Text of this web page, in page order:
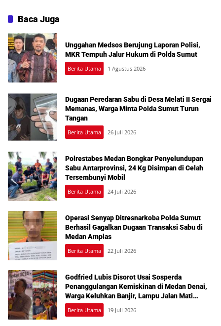
Jalan Mati hingga Sulit Akses
Bantuan
Baca Juga
Unggahan Medsos Berujung Laporan Polisi,
MKR Tempuh Jalur Hukum di Polda Sumut
Berita Utama 1 Agustus 2026
Dugaan Peredaran Sabu di Desa Melati II Sergai
Memanas, Warga Minta Polda Sumut Turun
Tangan
Berita Utama 26 Juli 2026
Polrestabes Medan Bongkar Penyelundupan
Sabu Antarprovinsi, 24 Kg Disimpan di Celah
Tersembunyi Mobil
Berita Utama 24 Juli 2026
Operasi Senyap Ditresnarkoba Polda Sumut
Berhasil Gagalkan Dugaan Transaksi Sabu di
Medan Amplas
Berita Utama 22 Juli 2026
Godfried Lubis Disorot Usai Sosperda
Penanggulangan Kemiskinan di Medan Denai,
Warga Keluhkan Banjir, Lampu Jalan Mati
hingga Sulit Akses Bantuan
Berita Utama 19 Juli 2026